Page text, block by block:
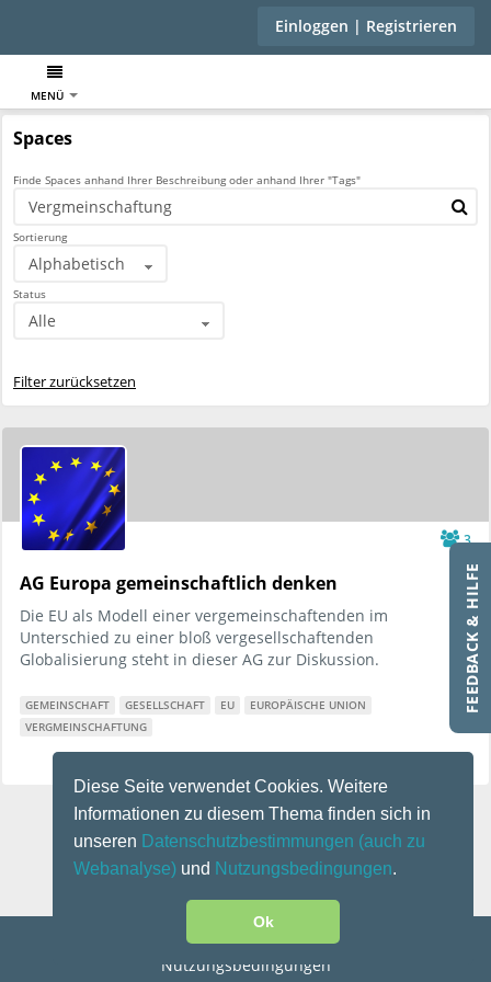
Diese Seite verwendet Cookies. Weitere
Informationen zu diesem Thema finden sich in
unseren Datenschutzbestimmungen (auch zu
Webanalyse) und Nutzungsbedingungen.
Ok
FEEDBACK & HILFE
Einloggen | Registrieren
MENÜ
Spaces
Finde Spaces anhand Ihrer Beschreibung oder anhand Ihrer "Tags"
Sortierung
Status
Filter zurücksetzen
3
AG Europa gemeinschaftlich denken
Die EU als Modell einer vergemeinschaftenden im
Unterschied zu einer bloß vergesellschaftenden
Globalisierung steht in dieser AG zur Diskussion.
GEMEINSCHAFT GESELLSCHAFT EU
EUROPÄISCHE UNION
VERGMEINSCHAFTUNG
Datenschutz
Nutzungsbedingungen